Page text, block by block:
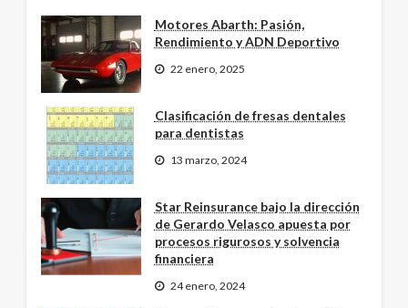
Motores Abarth: Pasión,
Rendimiento y ADN Deportivo
22 enero, 2025
Clasificación de fresas dentales
para dentistas
13 marzo, 2024
Star Reinsurance bajo la dirección
de Gerardo Velasco apuesta por
procesos rigurosos y solvencia
financiera
24 enero, 2024